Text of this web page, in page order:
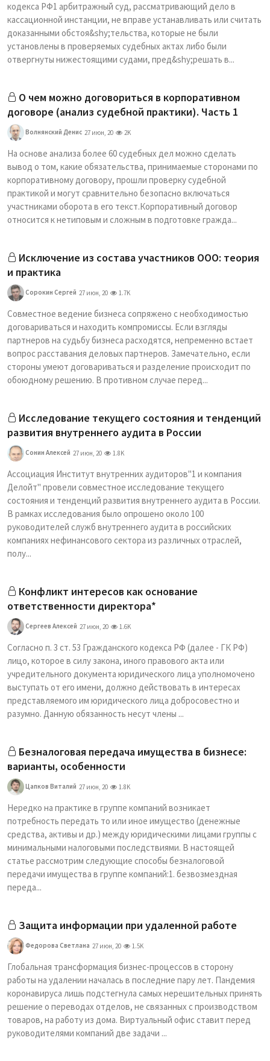
кодекса РФ1 арбитражный суд, рассматривающий дело в
кассационной инстанции, не вправе устанавливать или считать
доказанными обстоя&shy;тельства, которые не были
установлены в проверяемых судебных актах либо были
отвергнуты нижестоящими судами, пред&shy;решать в...
О чем можно договориться в корпоративном
договоре (анализ судебной практики). Часть 1
Волнянский Денис 27 июн, 20 2K
На основе анализа более 60 судебных дел можно сделать
вывод о том, какие обязательства, принимаемые сторонами по
корпоративному договору, прошли проверку судебной
практикой и могут сравнительно безопасно включаться
участниками оборота в его текст.Корпоративный договор
относится к нетиповым и сложным в подготовке гражда...
Исключение из состава участников ООО: теория
и практика
Сорокин Сергей 27 июн, 20 1.7K
Совместное ведение бизнеса сопряжено с необходимостью
договариваться и находить компромиссы. Если взгляды
партнеров на судьбу бизнеса расходятся, непременно встает
вопрос расставания деловых партнеров. Замечательно, если
стороны умеют договариваться и разделение происходит по
обоюдному решению. В противном случае перед...
Исследование текущего состояния и тенденций
развития внутреннего аудита в России
Сонин Алексей 27 июн, 20 1.8K
Ассоциация Институт внутренних аудиторов"1 и компания
Делойт" провели совместное исследование текущего
состояния и тенденций развития внутреннего аудита в России.
В рамках исследования было опрошено около 100
руководителей служб внутреннего аудита в российских
компаниях нефинансового сектора из различных отраслей,
полу...
Конфликт интересов как основание
ответственности директора*
Сергеев Алексей 27 июн, 20 1.6K
Согласно п. 3 ст. 53 Гражданского кодекса РФ (далее - ГК РФ)
лицо, которое в силу закона, иного правового акта или
учредительного документа юридического лица уполномочено
выступать от его имени, должно действовать в интересах
представляемого им юридического лица добросовестно и
разумно. Данную обязанность несут члены ...
Безналоговая передача имущества в бизнесе:
варианты, особенности
Цапков Виталий 27 июн, 20 1.8K
Нередко на практике в группе компаний возникает
потребность передать то или иное имущество (денежные
средства, активы и др.) между юридическими лицами группы с
минимальными налоговыми последствиями. В настоящей
статье рассмотрим следующие способы безналоговой
передачи имущества в группе компаний:1. безвозмездная
переда...
Защита информации при удаленной работе
Федорова Светлана 27 июн, 20 1.5K
Глобальная трансформация бизнес-процессов в сторону
работы на удалении началась в последние пару лет. Пандемия
коронавируса лишь подстегнула самых нерешительных принять
решение о переводах отделов, не связанных с производством
товаров, на работу из дома. Виртуальный офис ставит перед
руководителями компаний две задачи ...